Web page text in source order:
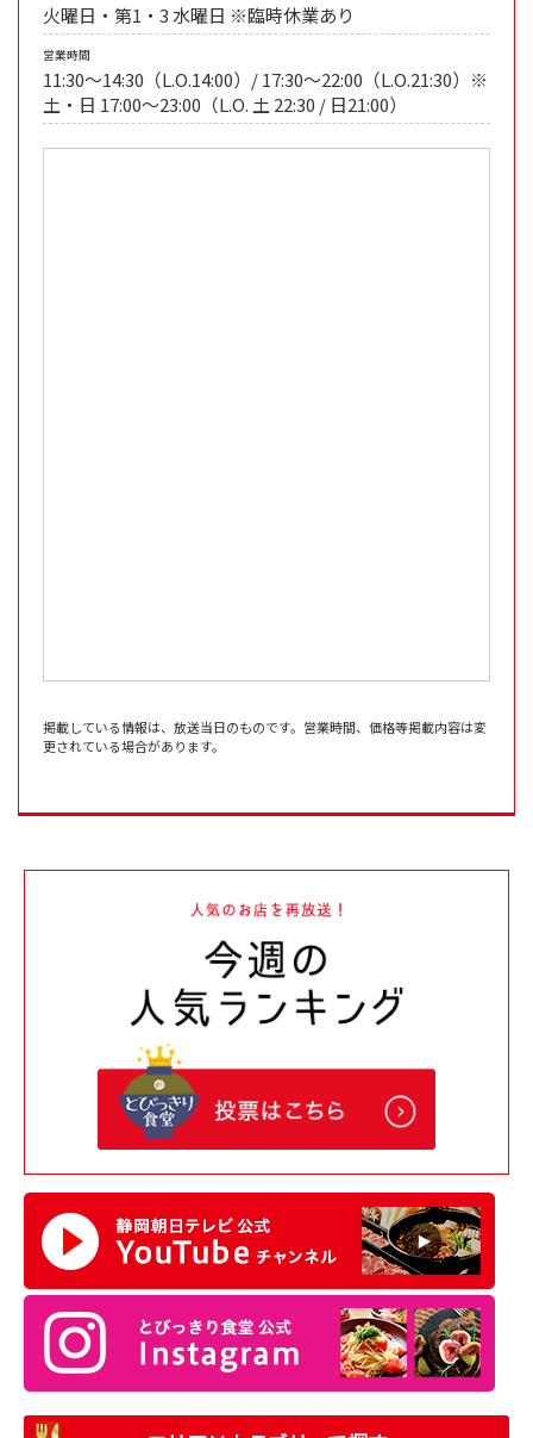
火曜日・第1・3 水曜日 ※臨時休業あり
営業時間
11:30〜14:30（L.O.14:00）/ 17:30〜22:00（L.O.21:30）※
土・日 17:00〜23:00（L.O. 土 22:30 / 日21:00）
掲載している情報は、放送当日のものです。営業時間、価格等掲載内容は変
更されている場合があります。